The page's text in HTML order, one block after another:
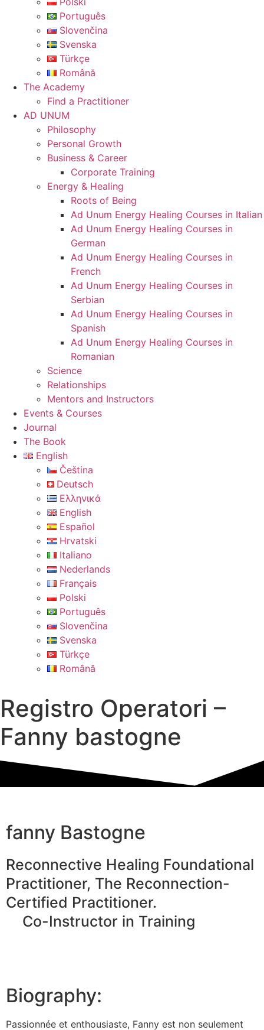
Português
Slovenčina
Svenska
Türkçe
Română
The Academy
Find a Practitioner
AD UNUM
Philosophy
Personal Growth
Business & Career
Corporate Training
Energy & Healing
Roots of Being
Ad Unum Energy Healing Courses in Italian
Ad Unum Energy Healing Courses in
German
Ad Unum Energy Healing Courses in
French
Ad Unum Energy Healing Courses in
Serbian
Ad Unum Energy Healing Courses in
Spanish
Ad Unum Energy Healing Courses in
Romanian
Science
Relationships
Mentors and Instructors
Events & Courses
Journal
The Book
English
Čeština
Deutsch
Ελληνικά
English
Español
Hrvatski
Italiano
Nederlands
Français
Polski
Português
Slovenčina
Svenska
Türkçe
Română
Registro Operatori –
Fanny bastogne
fanny Bastogne
Reconnective Healing Foundational
Practitioner, The Reconnection-
Certified Practitioner.
Co-Instructor in Training
Biography:
Passionnée et enthousiaste, Fanny est non seulement